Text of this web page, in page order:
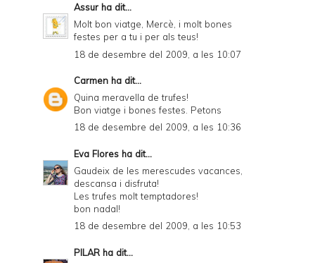
Assur ha dit...
Molt bon viatge, Mercè, i molt bones
festes per a tu i per als teus!
18 de desembre del 2009, a les 10:07
Carmen ha dit...
Quina meravella de trufes!
Bon viatge i bones festes. Petons
18 de desembre del 2009, a les 10:36
Eva Flores ha dit...
Gaudeix de les merescudes vacances,
descansa i disfruta!
Les trufes molt temptadores!
bon nadal!
18 de desembre del 2009, a les 10:53
PILAR ha dit...